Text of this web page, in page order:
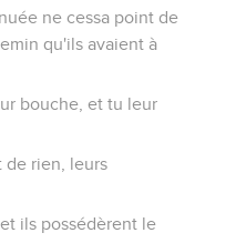
ne cessa point de
qu'ils avaient à
bouche, et tu leur
de rien, leurs
ils possédèrent le